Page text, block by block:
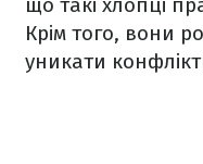
Крім того, вони
уникати